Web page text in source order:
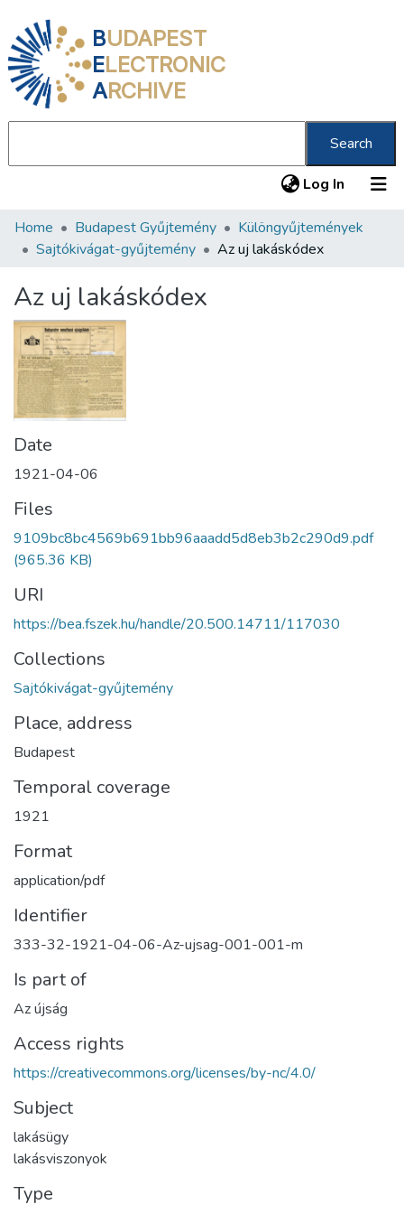
BUDAPEST
ELECTRONIC
ARCHIVE
Search
Log In (current)
Communities & Collections
Statistics
About us
Home Budapest Gyűjtemény
Különgyűjtemények
Sajtókivágat-gyűjtemény
Az uj lakáskódex
Az uj lakáskódex
Date
1921-04-06
Files
9109bc8bc4569b691bb96aaadd5d8eb3b2c290d9.pdf
(965.36 KB)
URI
https://bea.fszek.hu/handle/20.500.14711/117030
Collections
Sajtókivágat-gyűjtemény
Place, address
Budapest
Temporal coverage
1921
Format
application/pdf
Identifier
333-32-1921-04-06-Az-ujsag-001-001-m
Is part of
Az újság
Access rights
https://creativecommons.org/licenses/by-nc/4.0/
Subject
lakásügy
lakásviszonyok
Type